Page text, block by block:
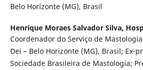
Belo Horizonte (MG), Brasil
Henrique Moraes Salvador Silva,
Coordenador do Serviço de
Dei – Belo Horizonte (MG), Brasil; Ex-
Sociedade Brasileira de Mastologia;